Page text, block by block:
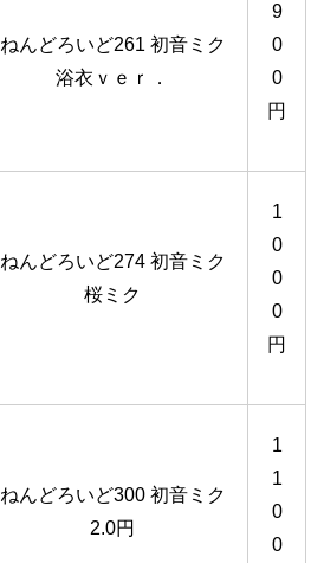
ねんどろいど261 初音ミク
浴衣ｖｅｒ．
9
0
0
円
ねんどろいど274 初音ミク
桜ミク
1
0
0
0
円
ねんどろいど300 初音ミク
2.0円
1
1
0
0